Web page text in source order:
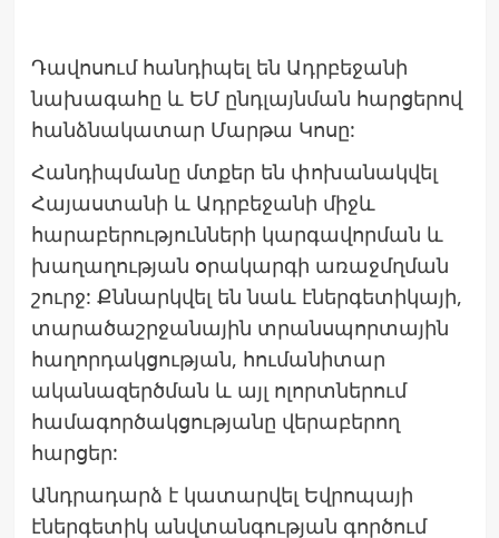
Դավոսում հանդիպել են Ադրբեջանի
նախագահը և ԵՄ ընդլայնման հարցերով
հանձնակատար Մարթա Կոսը:
Հանդիպմանը մտքեր են փոխանակվել
Հայաստանի և Ադրբեջանի միջև
հարաբերությունների կարգավորման և
խաղաղության օրակարգի առաջմղման
շուրջ: Քննարկվել են նաև էներգետիկայի,
տարածաշրջանային տրանսպորտային
հաղորդակցության, հումանիտար
ականազերծման և այլ ոլորտներում
համագործակցությանը վերաբերող
հարցեր:
Անդրադարձ է կատարվել Եվրոպայի
էներգետիկ անվտանգության գործում